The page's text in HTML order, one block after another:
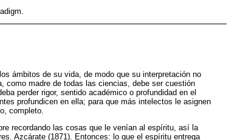
ámbitos de su vida, de modo que su interpretación no
como madre de todas las ciencias, debe ser cuestión
perder rigor, sentido académico o profundidad en el
profundicen en ella; para que más intelectos le asignen
completo.
recordando las cosas que le venían al espíritu, así la
Azcárate (1871). Entonces: lo que el espíritu entrega